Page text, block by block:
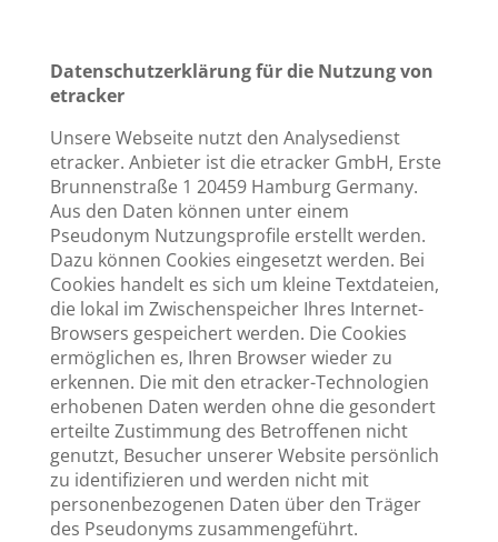
Datenschutzerklärung für die Nutzung von
etracker
Unsere Webseite nutzt den Analysedienst
etracker. Anbieter ist die etracker GmbH, Erste
Brunnenstraße 1 20459 Hamburg Germany.
Aus den Daten können unter einem
Pseudonym Nutzungsprofile erstellt werden.
Dazu können Cookies eingesetzt werden. Bei
Cookies handelt es sich um kleine Textdateien,
die lokal im Zwischenspeicher Ihres Internet-
Browsers gespeichert werden. Die Cookies
ermöglichen es, Ihren Browser wieder zu
erkennen. Die mit den etracker-Technologien
erhobenen Daten werden ohne die gesondert
erteilte Zustimmung des Betroffenen nicht
genutzt, Besucher unserer Website persönlich
zu identifizieren und werden nicht mit
personenbezogenen Daten über den Träger
des Pseudonyms zusammengeführt.